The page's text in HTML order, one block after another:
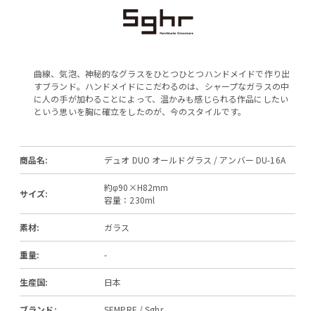
曲線、気泡、神秘的なグラスをひとつひとつハンドメイドで作り出
すブランド。ハンドメイドにこだわるのは、シャープなガラスの中
に人の手が加わることによって、温かみも感じられる作品にしたい
という思いを胸に確立をしたのが、今のスタイルです。
商品名: デュオ DUO オールドグラス / アンバー DU-16A
サイズ:
約φ90×H82mm
容量：230ml
素材: ガラス
重量: -
生産国: 日本